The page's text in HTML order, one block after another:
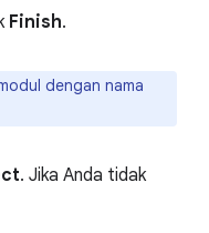
Finish.
dengan nama
. Jika Anda tidak